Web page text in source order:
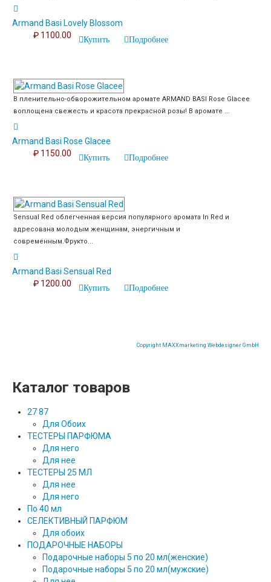
Armand Basi Lovely Blossom
₽ 1100.00
Купить Подробнее
В пленительно-обворожительном аромате ARMAND BASI Rose Glacee
воплощена свежесть и красота прекрасной розы! В аромате ...
Armand Basi Rose Glacee
₽ 1150.00
Купить Подробнее
Sensual Red облегченная версия популярного аромата In Red и
адресована молодым женщинам, энергичным и
современным.Фрукто...
Armand Basi Sensual Red
₽ 1200.00
Купить Подробнее
Copyright MAXXmarketing Webdesigner GmbH
Каталог товаров
27 87
Для Обоих
ТЕСТЕРЫ ПАРФЮМА
Для него
Для нее
ТЕСТЕРЫ 25 МЛ
Для нее
Для него
По 40 мл
СЕЛЕКТИВНЫЙ ПАРФЮМ
Для обоих
ПОДАРОЧНЫЕ НАБОРЫ
Подарочные наборы 5 по 20 мл(женские)
Подарочные наборы 5 по 20 мл(мужские)